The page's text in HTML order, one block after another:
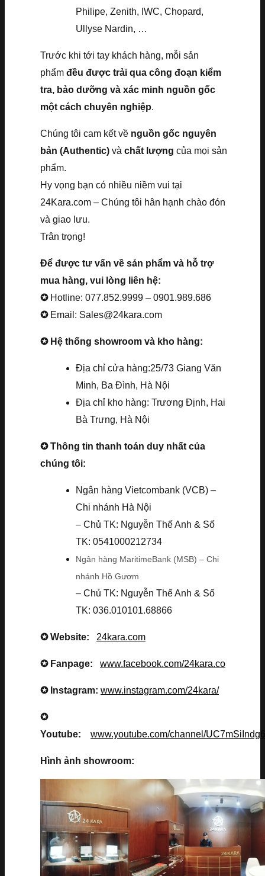
Philipe, Zenith, IWC, Chopard,
Ullyse Nardin, …
Trước khi tới tay khách hàng, mỗi sản
phẩm đều được trải qua công đoạn kiểm
tra, bảo dưỡng và xác minh nguồn gốc
một cách chuyên nghiệp.
Chúng tôi cam kết về nguồn gốc nguyên
bản (Authentic) và chất lượng của mọi sản
phẩm.
Hy vọng bạn có nhiều niềm vui tại
24Kara.com – Chúng tôi hân hạnh chào đón
và giao lưu.
Trân trọng!
Để được tư vấn về sản phẩm và hỗ trợ
mua hàng, vui lòng liên hệ:
✪ Hotline: 077.852.9999 – 0901.989.686
✪ Email: Sales@24kara.com
✪ Hệ thống showroom và kho hàng:
Địa chỉ cửa hàng:25/73 Giang Văn
Minh, Ba Đình, Hà Nội
Địa chỉ kho hàng: Trương Định, Hai
Bà Trưng, Hà Nội
✪ Thông tin thanh toán duy nhất của
chúng tôi:
Ngân hàng Vietcombank (VCB) –
Chi nhánh Hà Nội
– Chủ TK: Nguyễn Thế Anh & Số
TK: 0541000212734
Ngân hàng MaritimeBank (MSB) – Chi
nhánh Hồ Gươm
– Chủ TK: Nguyễn Thế Anh & Số
TK: 036.010101.68866
✪ Website: 24kara.com
✪ Fanpage: www.facebook.com/24kara.co
✪ Instagram: www.instagram.com/24kara/
✪
Youtube: www.youtube.com/channel/
Hình ảnh showroom: